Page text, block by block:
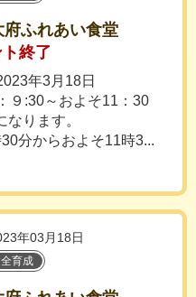
府ふれあい食堂
終了
年3月18日
９:30～およそ11：30
ります。
分からおよそ11時3...
年03月18日
育成